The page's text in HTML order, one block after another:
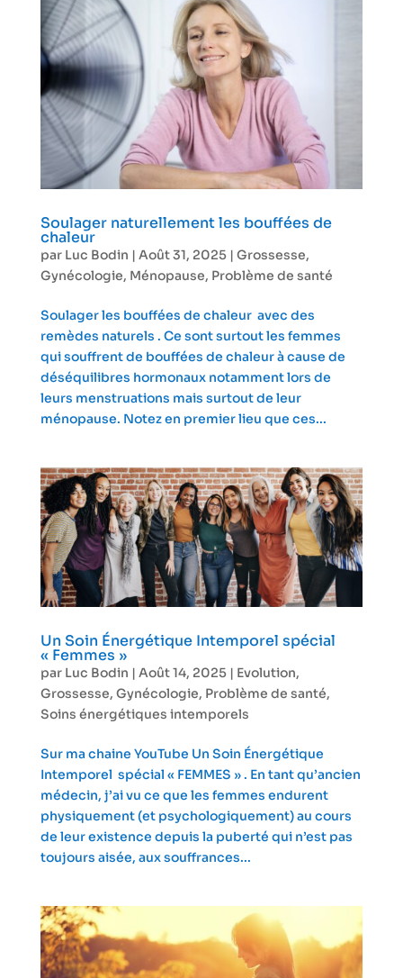
Soulager naturellement les bouffées de
chaleur
par Luc Bodin | Août 31, 2025| Grossesse,
Gynécologie, Ménopause, Problème de santé
Soulager les bouffées de chaleur avec des
remèdes naturels . Ce sont surtout les femmes
qui souffrent de bouffées de chaleur à cause de
déséquilibres hormonaux notamment lors de
leurs menstruations mais surtout de leur
ménopause. Notez en premier lieu que ces...
Un Soin Énergétique Intemporel spécial
« Femmes »
par Luc Bodin | Août 14, 2025| Evolution,
Grossesse, Gynécologie, Problème de santé,
Soins énergétiques intemporels
Sur ma chaine YouTube Un Soin Énergétique
Intemporel spécial « FEMMES » . En tant qu’ancien
médecin, j’ai vu ce que les femmes endurent
physiquement (et psychologiquement) au cours
de leur existence depuis la puberté qui n’est pas
toujours aisée, aux souffrances...